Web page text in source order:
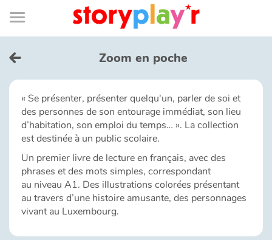
Connexion
Bibliothèque
de
page
Menu
Je me connecte
Tester gratuitement
Bibliothèque
Prix
Zoom en poche
« Se présenter, présenter quelqu'un, parler de soi et
des personnes de son entourage immédiat, son lieu
d’habitation, son emploi du temps… ». La collection
est destinée à un public scolaire.
Un premier livre de lecture en français, avec des
phrases et des mots simples, correspondant
au niveau A1. Des illustrations colorées présentant
au travers d’une histoire amusante, des personnages
vivant au Luxembourg.